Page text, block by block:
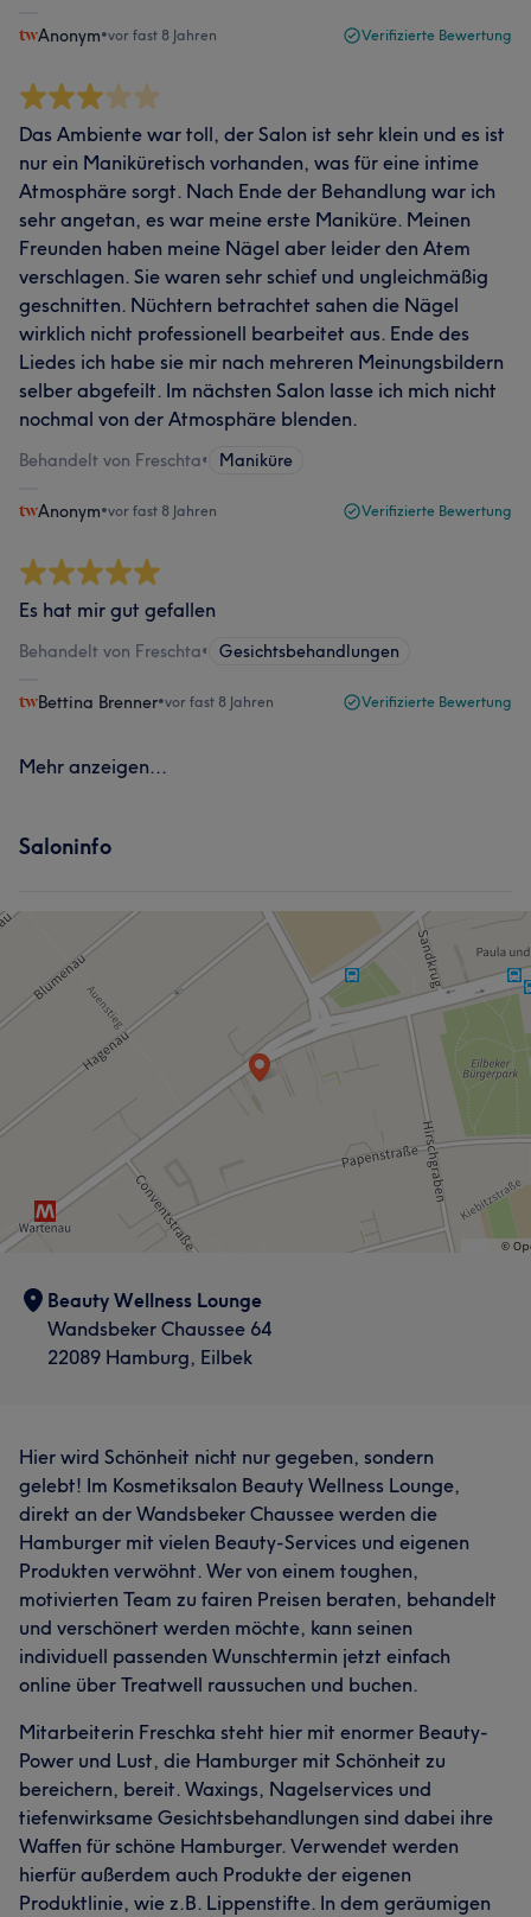
Anonym•vor fast 8 Jahren Verifizierte Bewertung
Das Ambiente war toll, der Salon ist sehr klein und es ist
nur ein Maniküretisch vorhanden, was für eine intime
Atmosphäre sorgt. Nach Ende der Behandlung war ich
sehr angetan, es war meine erste Maniküre. Meinen
Freunden haben meine Nägel aber leider den Atem
verschlagen. Sie waren sehr schief und ungleichmäßig
geschnitten. Nüchtern betrachtet sahen die Nägel
wirklich nicht professionell bearbeitet aus. Ende des
Liedes ich habe sie mir nach mehreren Meinungsbildern
selber abgefeilt. Im nächsten Salon lasse ich mich nicht
nochmal von der Atmosphäre blenden.
Behandelt von Freschta• Maniküre
Anonym•vor fast 8 Jahren Verifizierte Bewertung
Es hat mir gut gefallen
Behandelt von Freschta• Gesichtsbehandlungen
Bettina Brenner•vor fast 8 Jahren Verifizierte Bewertung
Mehr anzeigen...
Saloninfo
Beauty Wellness Lounge
Wandsbeker Chaussee 64
22089 Hamburg, Eilbek
Hier wird Schönheit nicht nur gegeben, sondern
gelebt! Im Kosmetiksalon Beauty Wellness Lounge,
direkt an der Wandsbeker Chaussee werden die
Hamburger mit vielen Beauty-Services und eigenen
Produkten verwöhnt. Wer von einem toughen,
motivierten Team zu fairen Preisen beraten, behandelt
und verschönert werden möchte, kann seinen
individuell passenden Wunschtermin jetzt einfach
online über Treatwell raussuchen und buchen.
Mitarbeiterin Freschka steht hier mit enormer Beauty-
Power und Lust, die Hamburger mit Schönheit zu
bereichern, bereit. Waxings, Nagelservices und
tiefenwirksame Gesichtsbehandlungen sind dabei ihre
Waffen für schöne Hamburger. Verwendet werden
hierfür außerdem auch Produkte der eigenen
Produktlinie, wie z.B. Lippenstifte. In dem geräumigen